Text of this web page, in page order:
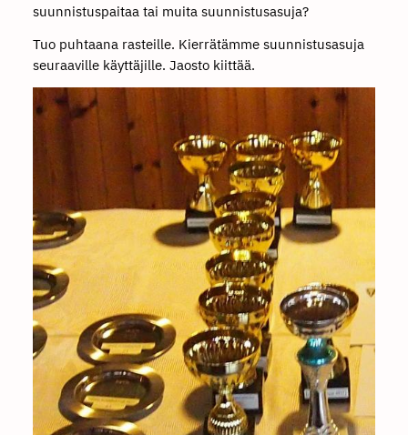
suunnistuspaitaa tai muita suunnistusasuja?
Tuo puhtaana rasteille. Kierrätämme suunnistusasuja
seuraaville käyttäjille. Jaosto kiittää.